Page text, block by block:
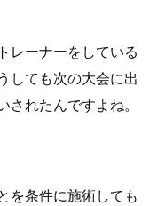
レーナーをしている
しても次の大会に出
れたんですよね。
を条件に施術しても